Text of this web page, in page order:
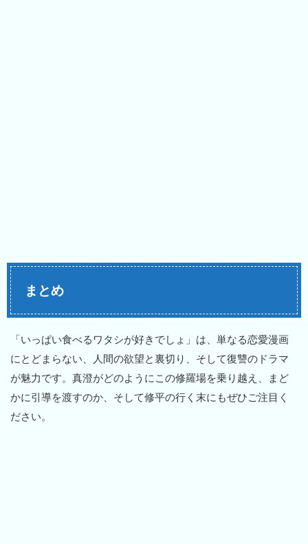
まとめ
「いっぱい食べるワタシが好きでしょ」は、単なる恋愛漫画
にとどまらない、人間の欲望と裏切り、そして復讐のドラマ
が魅力です。真澄がどのようにこの修羅場を乗り越え、まど
かに引導を渡すのか、そして修平の行く末にもぜひご注目く
ださい。